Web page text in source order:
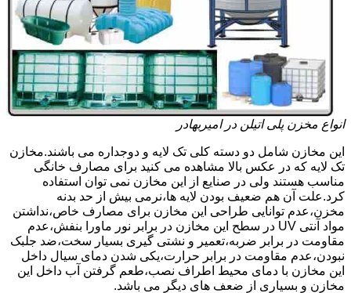
انواع مخزن پلی اتیلن در امیربهادر
این مخازن شامل دو دسته کلی تک لایه و دوجداره می باشند.مخازن
تک لایه که در عکس بالا مشاهده می کنید برای مصارف خانگی
مناسب هستند ولی در صنایع از این مخازن نمی توان استفاده
کرد.علت آن هم ضعیف بودن لایه ها،نرمی بیش از حد بدنه
مخزن،عدم توانایی طراحی این مخازن برای مصارف خاص،نداشتن
مواد آنتی UV در سطح این مخازن در برابر نور ماورا بنفش،عدم
مقاومت در برابر ضربه،تعمیر و نشتی گیری بسیار سخت،ضد جلبک
نبودن،عدم مقاومت در برابر حرارت،یکی شدن دمای سیال داخل
این مخازن با دمای محیط اطراف نصب،طعم گرفتن آب داخل این
مخازن و بسیاری از ضعف های دیگر می باشد.